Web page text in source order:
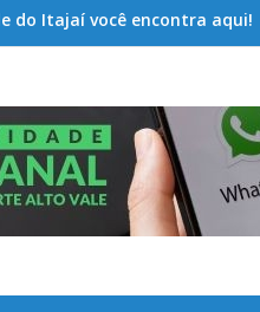
do Itajaí você encontra aqui!